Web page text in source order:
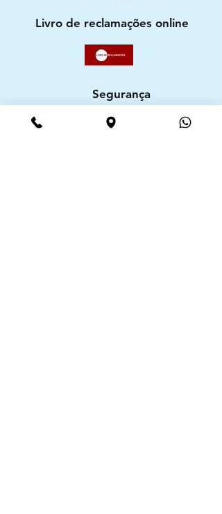
Livro de reclamações online
Segurança
Ambiente 100% Seguro. Sua Informação